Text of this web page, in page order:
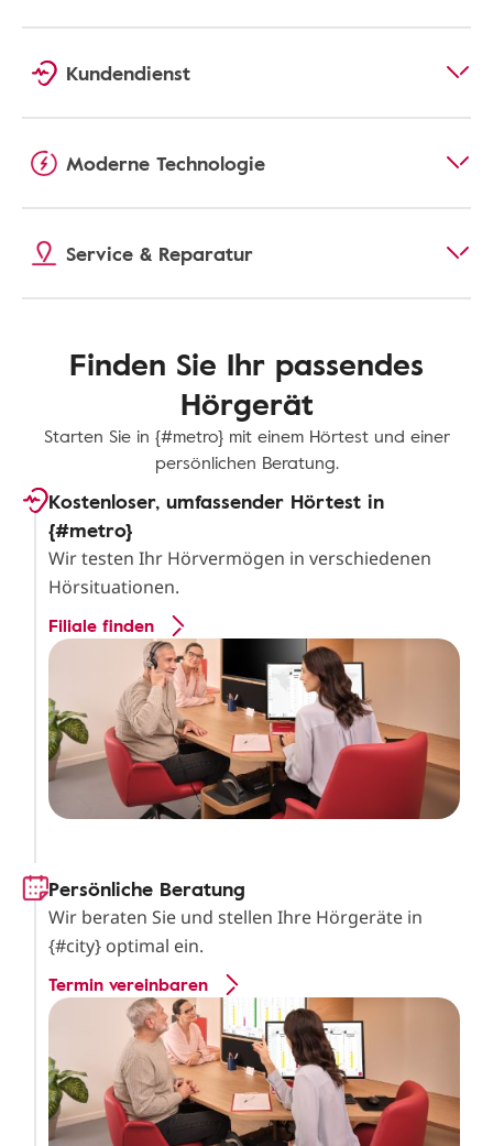
Kundendienst
Moderne Technologie
Service & Reparatur
Finden Sie Ihr passendes
Hörgerät
Starten Sie in {#metro} mit einem Hörtest und einer
persönlichen Beratung.
Kostenloser, umfassender Hörtest in
{#metro}
Wir testen Ihr Hörvermögen in verschiedenen
Hörsituationen.
Filiale finden
Persönliche Beratung
Wir beraten Sie und stellen Ihre Hörgeräte in
{#city} optimal ein.
Termin vereinbaren